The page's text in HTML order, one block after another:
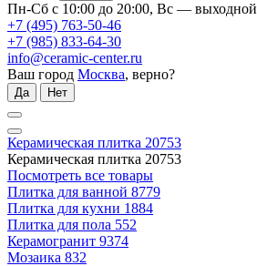
Пн-Сб с 10:00 до 20:00, Вс — выходной
+7 (495) 763-50-46
+7 (985) 833-64-30
info@ceramic-center.ru
Ваш город Москва, верно?
Да Нет
Керамическая плитка 20753
Керамическая плитка 20753
Посмотреть все товары
Плитка для ванной 8779
Плитка для кухни 1884
Плитка для пола 552
Керамогранит 9374
Мозаика 832